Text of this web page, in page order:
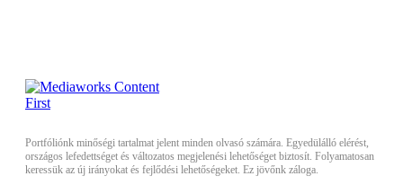
Portfóliónk minőségi tartalmat jelent minden olvasó számára. Egyedülálló elérést,
országos lefedettséget és változatos megjelenési lehetőséget biztosít. Folyamatosan
keressük az új irányokat és fejlődési lehetőségeket. Ez jövőnk záloga.